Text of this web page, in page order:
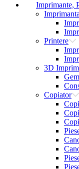
Imprimante,
Printere
3D
Copiator